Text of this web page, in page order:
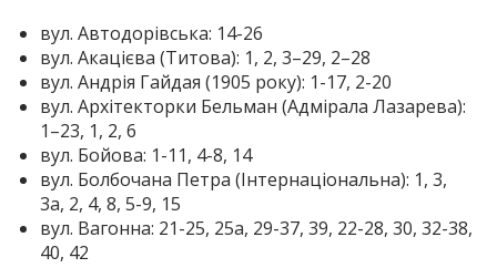
вул. Автодорівська: 14-26
вул. Акацієва (Титова): 1, 2, 3–29, 2–28
вул. Андрія Гайдая (1905 року): 1-17, 2-20
вул. Архітекторки Бельман (Адмірала Лазарева):
1–23, 1, 2, 6
вул. Бойова: 1-11, 4-8, 14
вул. Болбочана Петра (Інтернаціональна): 1, 3,
3а, 2, 4, 8, 5-9, 15
вул. Вагонна: 21-25, 25а, 29-37, 39, 22-28, 30, 32-38,
40, 42